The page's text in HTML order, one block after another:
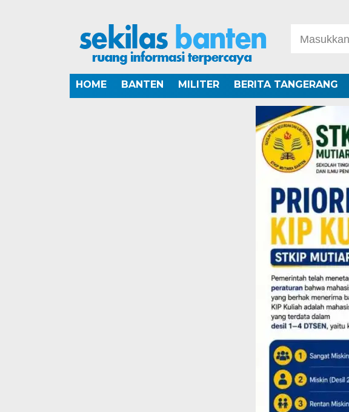
HOME BANTEN MILITER BERITA TANGERANG